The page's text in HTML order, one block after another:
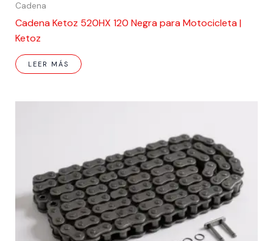
Cadena
Cadena Ketoz 520HX 120 Negra para Motocicleta |
Ketoz
LEER MÁS